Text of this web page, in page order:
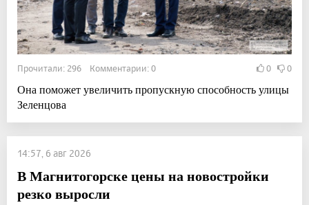
Прочитали: 296 Комментарии: 0 0 0
Она поможет увеличить пропускную способность улицы
Зеленцова
14:57, 6 авг 2026
В Магнитогорске цены на новостройки
резко выросли